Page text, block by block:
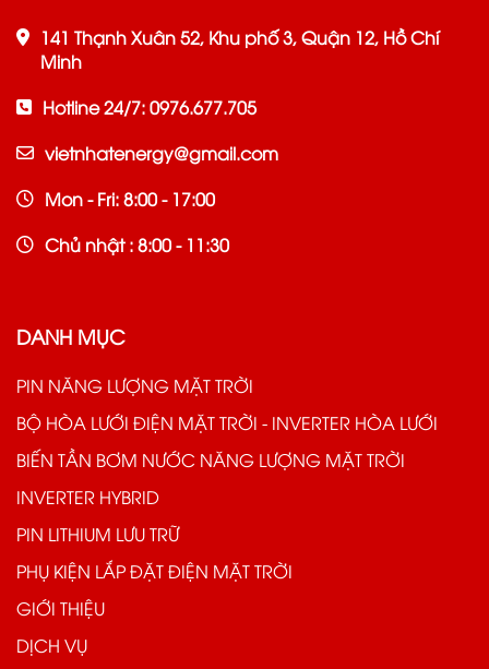
141 Thạnh Xuân 52, Khu phố 3, Quận 12, Hồ Chí
Minh
Hotline 24/7: 0976.677.705
vietnhatenergy@gmail.com
Mon - Fri: 8:00 - 17:00
Chủ nhật : 8:00 - 11:30
DANH MỤC
PIN NĂNG LƯỢNG MẶT TRỜI
BỘ HÒA LƯỚI ĐIỆN MẶT TRỜI - INVERTER HÒA LƯỚI
BIẾN TẦN BƠM NƯỚC NĂNG LƯỢNG MẶT TRỜI
INVERTER HYBRID
PIN LITHIUM LƯU TRỮ
PHỤ KIỆN LẮP ĐẶT ĐIỆN MẶT TRỜI
GIỚI THIỆU
DỊCH VỤ